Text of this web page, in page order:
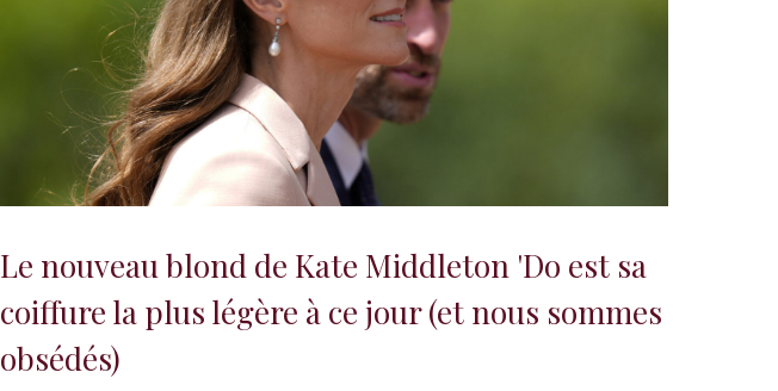
Le nouveau blond de Kate Middleton 'Do est sa
coiffure la plus légère à ce jour (et nous sommes
obsédés)